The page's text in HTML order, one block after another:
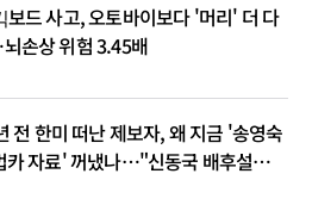
보드 사고, 오토바이보다 '머리' 더 다
손상 위험 3.45배
전 한미 떠난 제보자, 왜 지금 '송영숙
카 자료' 꺼냈나…"신동국 배후설은